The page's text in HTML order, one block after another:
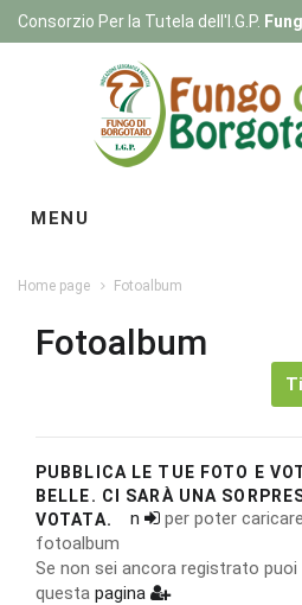
Consorzio Per la Tutela dell'I.G.P.
MENU
Home page Fotoalbum
Fotoalbum
PUBBLICA LE TUE FOTO E
BELLE. CI SARÀ UNA
VOTATA.
Esegui illogin
per poter
fotoalbum
Se non sei ancora registrato
questa pagina